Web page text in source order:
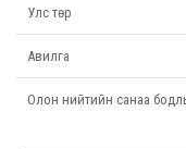
Улс төр
Авилга
Олон нийтийн санаа